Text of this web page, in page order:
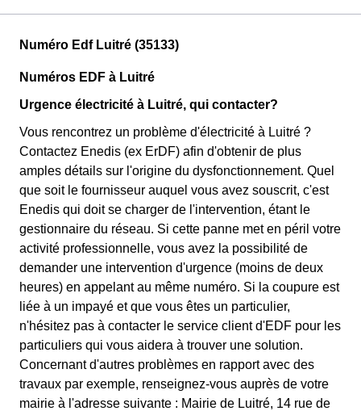
Numéro Edf Luitré (35133)
Numéros EDF à Luitré
Urgence électricité à Luitré, qui contacter?
Vous rencontrez un problème d'électricité à Luitré ?
Contactez Enedis (ex ErDF) afin d'obtenir de plus
amples détails sur l'origine du dysfonctionnement. Quel
que soit le fournisseur auquel vous avez souscrit, c'est
Enedis qui doit se charger de l'intervention, étant le
gestionnaire du réseau. Si cette panne met en péril votre
activité professionnelle, vous avez la possibilité de
demander une intervention d'urgence (moins de deux
heures) en appelant au même numéro. Si la coupure est
liée à un impayé et que vous êtes un particulier,
n'hésitez pas à contacter le service client d'EDF pour les
particuliers qui vous aidera à trouver une solution.
Concernant d'autres problèmes en rapport avec des
travaux par exemple, renseignez-vous auprès de votre
mairie à l'adresse suivante : Mairie de Luitré, 14 rue de